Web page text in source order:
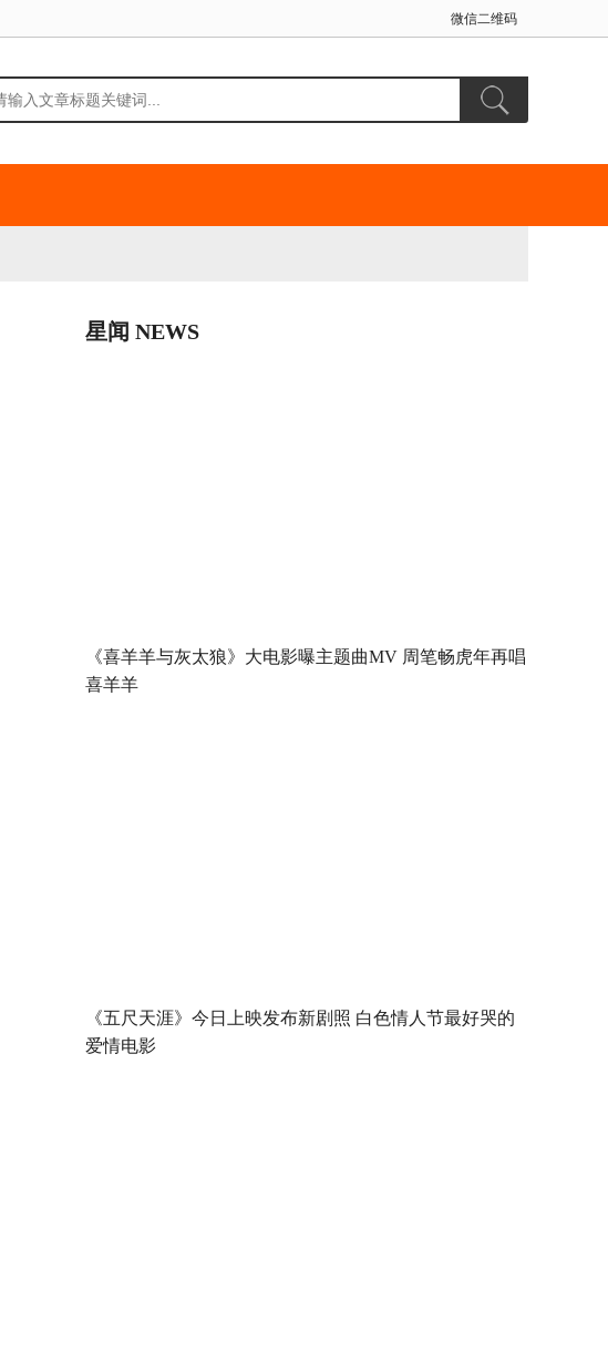
微信二维码
星闻 NEWS
《喜羊羊与灰太狼》大电影曝主题曲MV 周笔畅虎年再唱
喜羊羊
《五尺天涯》今日上映发布新剧照 白色情人节最好哭的
爱情电影